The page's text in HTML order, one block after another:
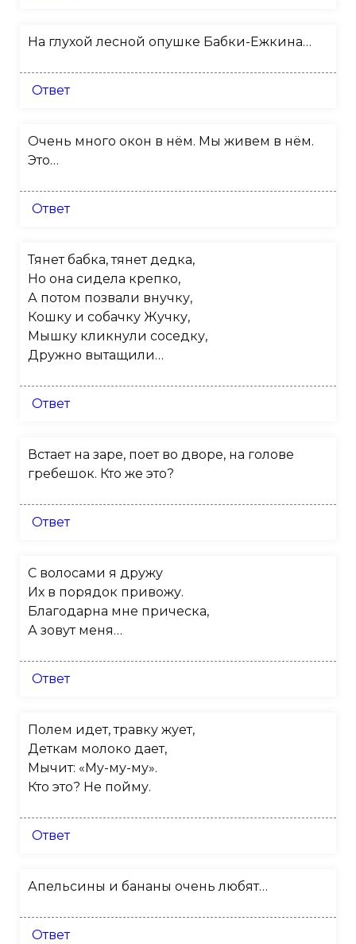
На глухой лесной опушке Бабки-Ежкина…
Ответ
Очень много окон в нём. Мы живем в нём.
Это…
Ответ
Тянет бабка, тянет дедка,
Но она сидела крепко,
А потом позвали внучку,
Кошку и собачку Жучку,
Мышку кликнули соседку,
Дружно вытащили…
Ответ
Встает на заре, поет во дворе, на голове
гребешок. Кто же это?
Ответ
С волосами я дружу
Их в порядок привожу.
Благодарна мне прическа,
А зовут меня…
Ответ
Полем идет, травку жует,
Деткам молоко дает,
Мычит: «Му-му-му».
Кто это? Не пойму.
Ответ
Апельсины и бананы очень любят…
Ответ